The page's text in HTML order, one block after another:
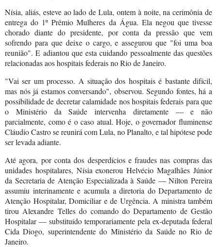
Nísia, aliás, esteve ao lado de Lula, ontem à noite, na cerimônia de
entrega do 1º Prêmio Mulheres da Água. Ela negou que tivesse
chorado diante do presidente, por conta da pressão que vem
sofrendo para que deixe o cargo, e assegurou que "foi uma boa
reunião". E adiantou que esta cuidando pessoalmente das questões
relacionadas aos hospitais federais no Rio de Janeiro.
"Vai ser um processo. A situação dos hospitais é bastante difícil,
mas nós já estamos conversando", observou. Segundo fontes, há a
possibilidade de decretar calamidade nos hospitais federais para que
o Ministério da Saúde intervenha diretamente — e não
parcialmente, como é o caso atual. Hoje, o governador fluminense
Cláudio Castro se reunirá com Lula, no Planalto, e tal hipótese pode
ser levada adiante.
Até agora, por conta dos desperdícios e fraudes nas compras das
unidades hospitalares, Nísia exonerou Helvécio Magalhães Júnior
da Secretaria de Atenção Especializada à Saúde — Nilton Pereira
assumiu interinamente e acumula a diretoria do Departamento de
Atenção Hospitalar, Domiciliar e de Urgência. A ministra também
tirou Alexandre Telles do comando do Departamento de Gestão
Hospitalar — substituído temporariamente pela ex-deputada federal
Cida Diogo, superintendente do Ministério da Saúde no Rio de
Janeiro.